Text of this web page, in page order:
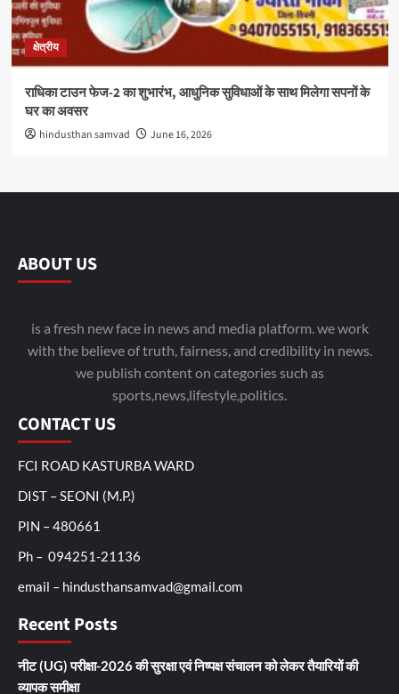
क्षेत्रीय
राधिका टाउन फेज-2 का शुभारंभ, आधुनिक सुविधाओं के साथ मिलेगा सपनों के
घर का अवसर
hindusthan samvad June 16, 2026
ABOUT US
is a fresh new face in news and media platform. we work
with the believe of truth, fairness, and credibility in news.
we publish content on categories such as
sports,news,lifestyle,politics.
CONTACT US
FCI ROAD KASTURBA WARD
DIST – SEONI (M.P.)
PIN – 480661
Ph – 094251-21136
email – hindusthansamvad@gmail.com
Recent Posts
नीट (UG) परीक्षा-2026 की सुरक्षा एवं निष्पक्ष संचालन को लेकर तैयारियों की
व्यापक समीक्षा